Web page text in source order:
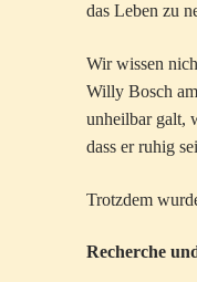
das Leben zu
Wir wissen
Willy Bosch
unheilbar galt,
dass er ruhig
Trotzdem
Recherche